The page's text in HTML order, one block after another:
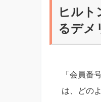
ヒルト
るデメ
「会員番
は、どの